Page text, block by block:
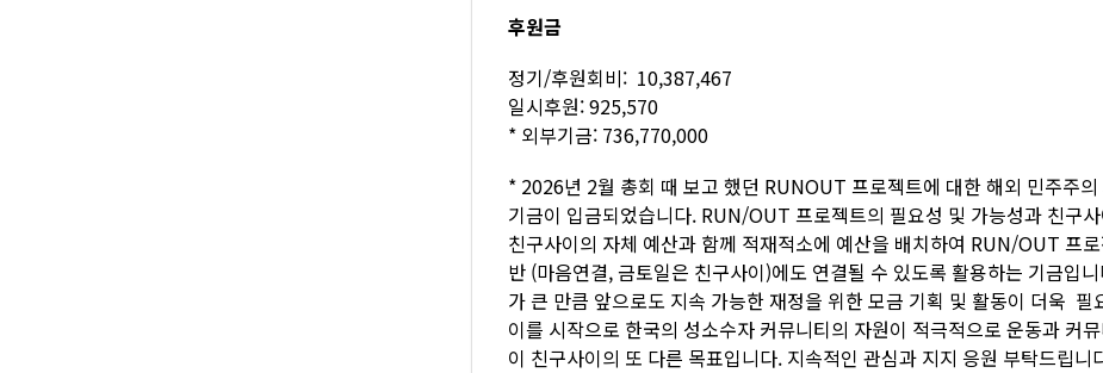
후원금
정기/후원회비: 10,387,467
일시후원: 925,570
* 외부기금: 736,770,000
* 2026년 2월 총회 때 보고 했던 RUNOUT 프로젝트에 대한 해외 민주
기금이 입금되었습니다. RUN/OUT 프로젝트의 필요성 및 가능성과 친구
친구사이의 자체 예산과 함께 적재적소에 예산을 배치하여 RUN/OUT 프
반 (마음연결, 금토일은 친구사이)에도 연결될 수 있도록 활용하는 기금입
가 큰 만큼 앞으로도 지속 가능한 재정을 위한 모금 기획 및 활동이 더욱
이를 시작으로 한국의 성소수자 커뮤니티의 자원이 적극적으로 운동과 커
이 친구사이의 또 다른 목표입니다. 지속적인 관심과 지지 응원 부탁드립니